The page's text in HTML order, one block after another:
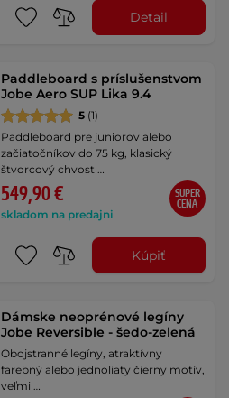
Detail
Paddleboard s príslušenstvom
Jobe Aero SUP Lika 9.4
5 (1)
Paddleboard pre juniorov alebo
začiatočníkov do 75 kg, klasický
štvorcový chvost …
549,90 €
skladom na predajni
SUPER
CENA
Kúpiť
Dámske neoprénové legíny
Jobe Reversible - šedo-zelená
Obojstranné legíny, atraktívny
farebný alebo jednoliaty čierny motív,
veľmi …